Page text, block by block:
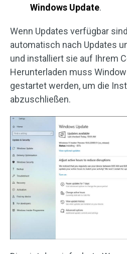
Windows Update.
Wenn Updates verfügbar
automatisch nach Updates
und installiert sie auf Ihrem
Herunterladen muss
gestartet werden, um die
abzuschließen.